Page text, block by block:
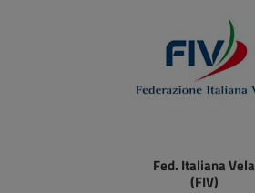
Fed. Italiana Vela
(FIV)